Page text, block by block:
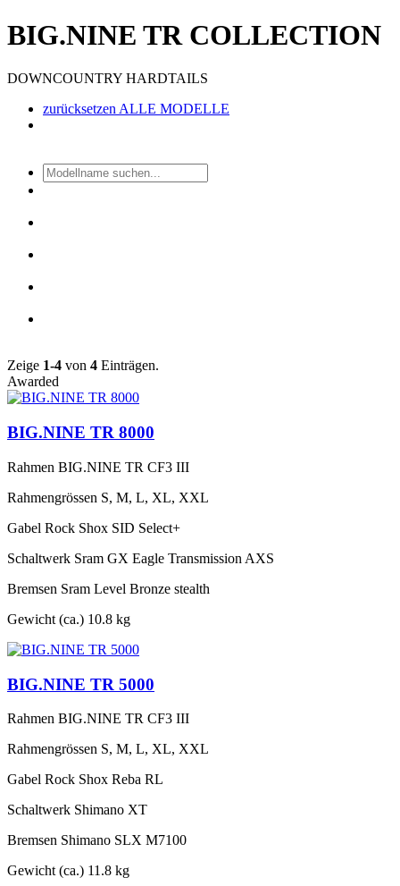
BIG.NINE TR COLLECTION
DOWNCOUNTRY HARDTAILS
zurücksetzenALLE MODELLE
Zeige 1-4 von 4 Einträgen.
Awarded
BIG.NINE TR 8000
Rahmen BIG.NINE TR CF3 III
Rahmengrössen S, M, L, XL, XXL
Gabel Rock Shox SID Select+
Schaltwerk Sram GX Eagle Transmission AXS
Bremsen Sram Level Bronze stealth
Gewicht (ca.) 10.8 kg
BIG.NINE TR 5000
Rahmen BIG.NINE TR CF3 III
Rahmengrössen S, M, L, XL, XXL
Gabel Rock Shox Reba RL
Schaltwerk Shimano XT
Bremsen Shimano SLX M7100
Gewicht (ca.) 11.8 kg